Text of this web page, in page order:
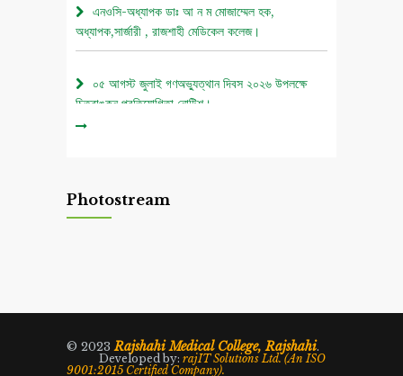
এনওসি-অধ্যাপক ডাঃ আ ন ম মোজাম্মেল হক,
অধ্যাপক,সার্জারী , রাজশাহী মেডিকেল কলেজ।
০৫ আগস্ট জুলাই গণঅভ্যুত্থান দিবস ২০২৬ উপলক্ষে
চিত্রাঙ্কন প্রতিযোগিতা নোটিশ।
নিউরোমেডিসিন , রাজশাহী মেডিকেল কলেজ।
Photostream
© 2023Rajshahi Medical College, Rajshahi.
Developed by: rajIT Solutions Ltd. (An ISO
9001:2015 Certified Company).